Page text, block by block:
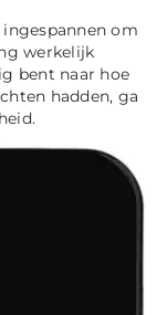
om
werkelijk
bent naar hoe
hadden, ga